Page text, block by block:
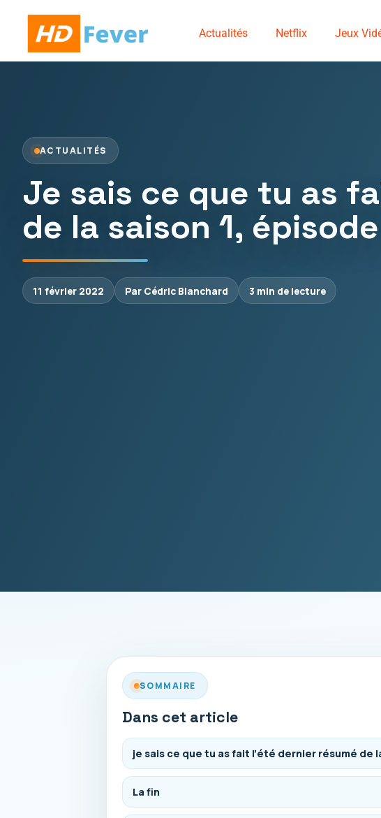
Actualités Netflix Jeux
ACTUALITÉS
Je sais ce que tu as
de la saison 1,
11 février 2022 Par Cédric Blanchard 3 min de lecture
SOMMAIRE
Dans cet article
je sais ce que tu as fait l’été dernier résumé de
La fin